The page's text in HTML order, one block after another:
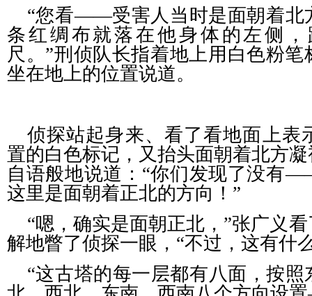
“您看——受害人当时是面朝着北
条红绸布就落在他身体的左侧
尺。”刑侦队长指着地上用白色粉
坐在地上的位置说道。
侦探站起身来、看了看地面上表
置的白色标记，又抬头面朝着北方
自语般地说道：“你们发现了没有
这里是面朝着正北的方向！”
“嗯，确实是面朝正北，”张广义
解地瞥了侦探一眼，“不过，这有什
“这古塔的每一层都有八面，按